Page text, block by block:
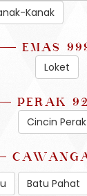
Kanak
EMAS
Loket
PERAK
Cincin Perak
Batu Pahat